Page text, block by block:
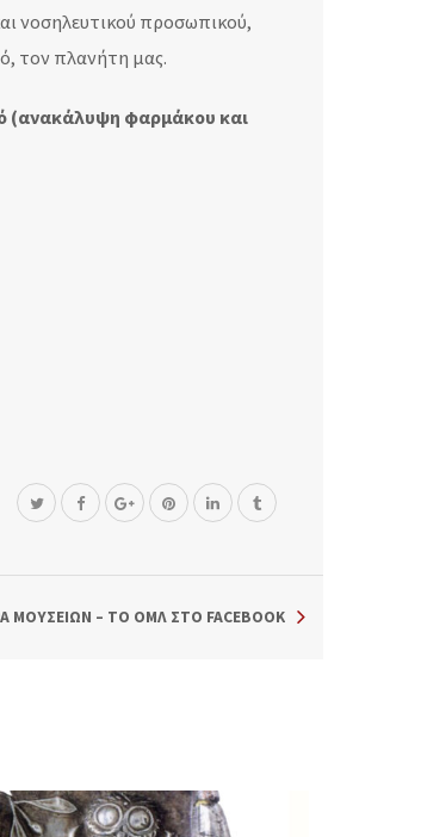
νοσηλευτικού προσωπικού,
τον πλανήτη μας.
(ανακάλυψη φαρμάκου και
ΜΟΥΣΕΙΩΝ – ΤΟ ΟΜΛ ΣΤΟ FACEBOOK